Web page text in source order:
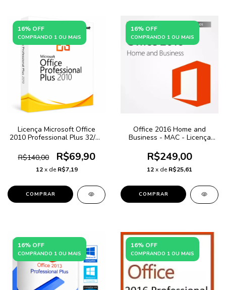
16% OFF
COMPRANDO 1 OU MAIS
Licença Microsoft Office
2010 Professional Plus 32/64
R$140,00
R$69,90
12 x deR$7,19
16% OFF
COMPRANDO 1 OU MAIS
Office 2016 Home and
Business - MAC - Licença
R$249,00
12x deR$25,61
COMPRAR
16% OFF
COMPRANDO 1 OU MAIS
16% OFF
COMPRANDO 1 OU MAIS